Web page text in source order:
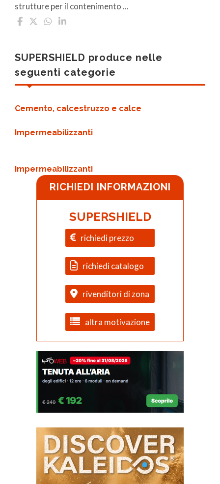
strutture per il contenimento ...
SUPERSHIELD produce nelle
seguenti categorie
Cemento, calcestruzzo e calce
Impermeabilizzanti
Impermeabilizzanti
RICHIEDI INFORMAZIONI
SUPERSHIELD
richiedi prezzo
richiedi catalogo
rivenditori di zona
altra motivazione